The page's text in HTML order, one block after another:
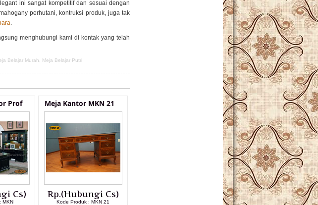
ini sangat kompetitif dan sesuai dengan
perhutani, kontruksi produk, juga tak
.
menghubungi kami di kontak yang telah
Belajar Murah Meja Belajar Putri
Prof
Cs)
MKN
Meja Kantor MKN 21
Rp.(Hubungi Cs)
Kode Produk : MKN 21